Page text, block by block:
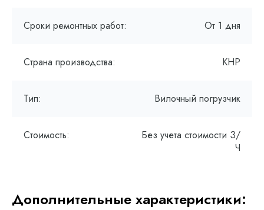
Сроки ремонтных работ: От 1 дня
Страна производства: КНР
Тип: Вилочный погрузчик
Стоимость:
Без учета стоимости З/
Ч
Дополнительные характеристики: